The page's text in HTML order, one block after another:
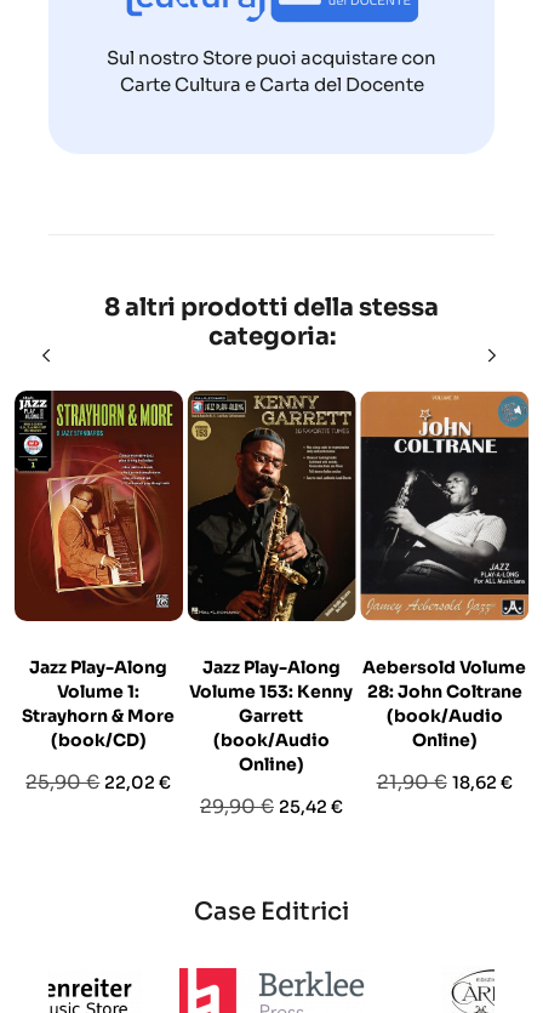
Sul nostro Store puoi acquistare con
Carte Cultura e Carta del Docente
8 altri prodotti della stessa
categoria:
Jazz Play-Along
Volume 1:
Strayhorn & More
(book/CD)
Prezzo
25,90 € Prezzo
22,02 €
Jazz Play-Along
Volume 153: Kenny
Garrett
(book/Audio
Online)
Prezzo
29,90 € Prezzo
25,42 €
Aebersold Volume
28: John Coltrane
(book/Audio
Online)
Prezzo
21,90 € Prezzo
18,62 €
Case Editrici